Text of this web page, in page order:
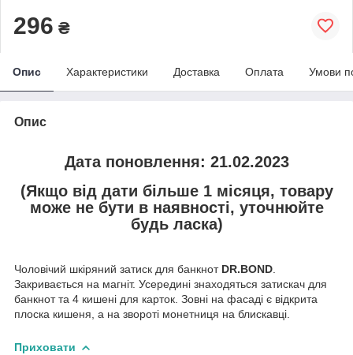
296 ₴
Опис Характеристики Доставка Оплата Умови
Опис
Дата поновлення: 21.02.2023
(Якщо від дати більше 1 місяця, товару
може не бути в наявності, уточнюйте
будь ласка)
Чоловічий шкіряний затиск для банкнот DR.BOND
Закривається на магніт. Усередині знаходяться затискач для
банкнот та 4 кишені для карток. Зовні на фасаді є відкрита
плоска кишеня, а на звороті монетниця на блискавці.
Приховати